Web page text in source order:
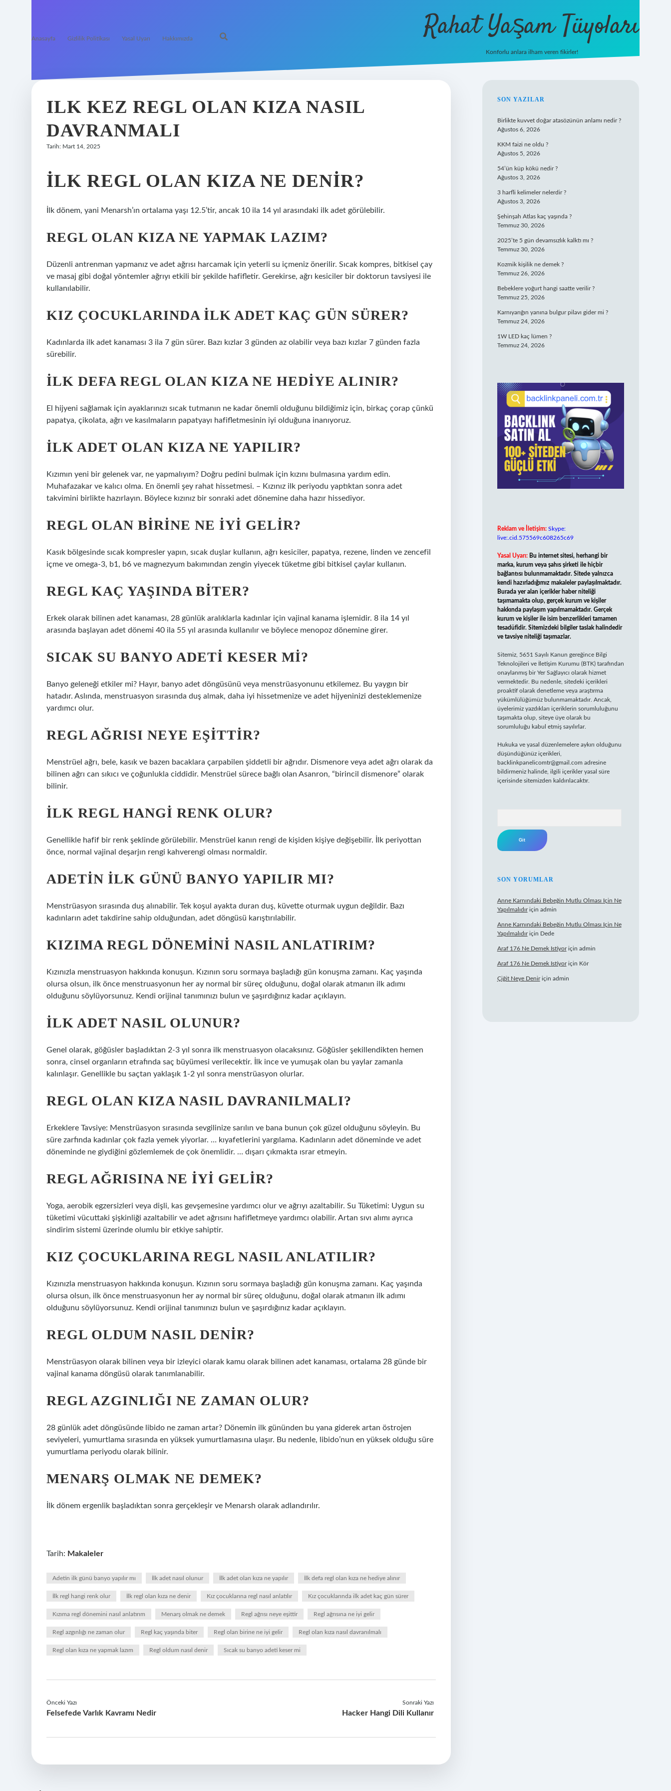
Anasayfa Gizlilik Politikası Yasal Uyarı Hakkımızda Rahat Yaşam Tüyoları
Konforlu anlara ilham veren fikirler!
ILK KEZ REGL OLAN KIZA NASIL
DAVRANMALI
Tarih: Mart 14, 2025
İLK REGL OLAN KIZA NE DENIR?
İlk dönem, yani Menarsh’ın ortalama yaşı 12.5’tir, ancak 10 ila 14 yıl arasındaki ilk adet görülebilir.
REGL OLAN KIZA NE YAPMAK LAZIM?
Düzenli antrenman yapmanız ve adet ağrısı harcamak için yeterli su içmeniz önerilir. Sıcak kompres, bitkisel çay
ve masaj gibi doğal yöntemler ağrıyı etkili bir şekilde hafifletir. Gerekirse, ağrı kesiciler bir doktorun tavsiyesi ile
kullanılabilir.
KIZ ÇOCUKLARINDA ILK ADET KAÇ GÜN SÜRER?
Kadınlarda ilk adet kanaması 3 ila 7 gün sürer. Bazı kızlar 3 günden az olabilir veya bazı kızlar 7 günden fazla
sürebilir.
İLK DEFA REGL OLAN KIZA NE HEDIYE ALINIR?
El hijyeni sağlamak için ayaklarınızı sıcak tutmanın ne kadar önemli olduğunu bildiğimiz için, birkaç çorap çünkü
papatya, çikolata, ağrı ve kasılmaların papatyayı hafifletmesinin iyi olduğuna inanıyoruz.
İLK ADET OLAN KIZA NE YAPILIR?
Kızımın yeni bir gelenek var, ne yapmalıyım? Doğru pedini bulmak için kızını bulmasına yardım edin.
Muhafazakar ve kalıcı olma. En önemli şey rahat hissetmesi. – Kızınız ilk periyodu yaptıktan sonra adet
takvimini birlikte hazırlayın. Böylece kızınız bir sonraki adet dönemine daha hazır hissediyor.
REGL OLAN BIRINE NE IYI GELIR?
Kasık bölgesinde sıcak kompresler yapın, sıcak duşlar kullanın, ağrı kesiciler, papatya, rezene, linden ve zencefil
içme ve omega-3, b1, b6 ve magnezyum bakımından zengin yiyecek tüketme gibi bitkisel çaylar kullanın.
REGL KAÇ YAŞINDA BITER?
Erkek olarak bilinen adet kanaması, 28 günlük aralıklarla kadınlar için vajinal kanama işlemidir. 8 ila 14 yıl
arasında başlayan adet dönemi 40 ila 55 yıl arasında kullanılır ve böylece menopoz dönemine girer.
SICAK SU BANYO ADETI KESER MI?
Banyo geleneği etkiler mi? Hayır, banyo adet döngüsünü veya menstrüasyonunu etkilemez. Bu yaygın bir
hatadır. Aslında, menstruasyon sırasında duş almak, daha iyi hissetmenize ve adet hijyeninizi desteklemenize
yardımcı olur.
REGL AĞRISI NEYE EŞITTIR?
Menstrüel ağrı, bele, kasık ve bazen bacaklara çarpabilen şiddetli bir ağrıdır. Dismenore veya adet ağrı olarak da
bilinen ağrı can sıkıcı ve çoğunlukla ciddidir. Menstrüel sürece bağlı olan Asanron, “birincil dismenore” olarak
bilinir.
İLK REGL HANGI RENK OLUR?
Genellikle hafif bir renk şeklinde görülebilir. Menstrüel kanın rengi de kişiden kişiye değişebilir. İlk periyottan
önce, normal vajinal deşarjın rengi kahverengi olması normaldir.
ADETIN ILK GÜNÜ BANYO YAPILIR MI?
Menstrüasyon sırasında duş alınabilir. Tek koşul ayakta duran duş, küvette oturmak uygun değildir. Bazı
kadınların adet takdirine sahip olduğundan, adet döngüsü karıştırılabilir.
KIZIMA REGL DÖNEMINI NASIL ANLATIRIM?
Kızınızla menstruasyon hakkında konuşun. Kızının soru sormaya başladığı gün konuşma zamanı. Kaç yaşında
olursa olsun, ilk önce menstruasyonun her ay normal bir süreç olduğunu, doğal olarak atmanın ilk adımı
olduğunu söylüyorsunuz. Kendi orijinal tanımınızı bulun ve şaşırdığınız kadar açıklayın.
İLK ADET NASIL OLUNUR?
Genel olarak, göğüsler başladıktan 2-3 yıl sonra ilk menstruasyon olacaksınız. Göğüsler şekillendikten hemen
sonra, cinsel organların etrafında saç büyümesi verilecektir. İlk ince ve yumuşak olan bu yaylar zamanla
kalınlaşır. Genellikle bu saçtan yaklaşık 1-2 yıl sonra menstrüasyon olurlar.
REGL OLAN KIZA NASIL DAVRANILMALI?
Erkeklere Tavsiye: Menstrüasyon sırasında sevgilinize sarılın ve bana bunun çok güzel olduğunu söyleyin. Bu
süre zarfında kadınlar çok fazla yemek yiyorlar. … kıyafetlerini yargılama. Kadınların adet döneminde ve adet
döneminde ne giydiğini gözlemlemek de çok önemlidir. … dışarı çıkmakta ısrar etmeyin.
REGL AĞRISINA NE IYI GELIR?
Yoga, aerobik egzersizleri veya dişli, kas gevşemesine yardımcı olur ve ağrıyı azaltabilir. Su Tüketimi: Uygun su
tüketimi vücuttaki şişkinliği azaltabilir ve adet ağrısını hafifletmeye yardımcı olabilir. Artan sıvı alımı ayrıca
sindirim sistemi üzerinde olumlu bir etkiye sahiptir.
KIZ ÇOCUKLARINA REGL NASIL ANLATILIR?
Kızınızla menstruasyon hakkında konuşun. Kızının soru sormaya başladığı gün konuşma zamanı. Kaç yaşında
olursa olsun, ilk önce menstruasyonun her ay normal bir süreç olduğunu, doğal olarak atmanın ilk adımı
olduğunu söylüyorsunuz. Kendi orijinal tanımınızı bulun ve şaşırdığınız kadar açıklayın.
REGL OLDUM NASIL DENIR?
Menstrüasyon olarak bilinen veya bir izleyici olarak kamu olarak bilinen adet kanaması, ortalama 28 günde bir
vajinal kanama döngüsü olarak tanımlanabilir.
REGL AZGINLIĞI NE ZAMAN OLUR?
28 günlük adet döngüsünde libido ne zaman artar? Dönemin ilk gününden bu yana giderek artan östrojen
seviyeleri, yumurtlama sırasında en yüksek yumurtlamasına ulaşır. Bu nedenle, libido’nun en yüksek olduğu süre
yumurtlama periyodu olarak bilinir.
MENARŞ OLMAK NE DEMEK?
İlk dönem ergenlik başladıktan sonra gerçekleşir ve Menarsh olarak adlandırılır.
Tarih: Makaleler
Adetin ilk günü banyo yapılır mı İlk adet nasıl olunur İlk adet olan kıza ne yapılır İlk defa regl olan kıza ne hediye alınır
İlk regl hangi renk olur İlk regl olan kıza ne denir Kız çocuklarına regl nasıl anlatılır Kız çocuklarında ilk adet kaç gün sürer
Kızıma regl dönemini nasıl anlatırım Menarş olmak ne demek Regl ağrısı neye eşittir Regl ağrısına ne iyi gelir
Regl azgınlığı ne zaman olur Regl kaç yaşında biter Regl olan birine ne iyi gelir Regl olan kıza nasıl davranılmalı
Regl olan kıza ne yapmak lazım Regl oldum nasıl denir Sıcak su banyo adeti keser mi
Önceki Yazı
Felsefede Varlık Kavramı Nedir
Sonraki Yazı
Hacker Hangi Dili Kullanır
SIDEBAR
SON YAZILAR
Birlikte kuvvet doğar atasözünün anlamı nedir ?
Ağustos 6, 2026
KKM faizi ne oldu ?
Ağustos 5, 2026
54’ün küp kökü nedir ?
Ağustos 3, 2026
3 harfli kelimeler nelerdir ?
Ağustos 3, 2026
Şehinşah Atlas kaç yaşında ?
Temmuz 30, 2026
2025’te 5 gün devamsızlık kalktı mı ?
Temmuz 30, 2026
Kozmik kişilik ne demek ?
Temmuz 26, 2026
Bebeklere yoğurt hangi saatte verilir ?
Temmuz 25, 2026
Karnıyarığın yanına bulgur pilavı gider mi ?
Temmuz 24, 2026
1W LED kaç lümen ?
Temmuz 24, 2026
Reklam ve İletişim: Skype:
live:.cid.575569c608265c69
Yasal Uyarı: Bu internet sitesi, herhangi bir
marka, kurum veya şahıs şirketi ile hiçbir
bağlantısı bulunmamaktadır. Sitede yalnızca
kendi hazırladığımız makaleler paylaşılmaktadır.
Burada yer alan içerikler haber niteliği
taşımamakta olup, gerçek kurum ve kişiler
hakkında paylaşım yapılmamaktadır. Gerçek
kurum ve kişiler ile isim benzerlikleri tamamen
tesadüfidir. Sitemizdeki bilgiler taslak halindedir
ve tavsiye niteliği taşımazlar.
Sitemiz, 5651 Sayılı Kanun gereğince Bilgi
Teknolojileri ve İletişim Kurumu (BTK) tarafından
onaylanmış bir Yer Sağlayıcı olarak hizmet
vermektedir. Bu nedenle, sitedeki içerikleri
proaktif olarak denetleme veya araştırma
yükümlülüğümüz bulunmamaktadır. Ancak,
üyelerimiz yazdıkları içeriklerin sorumluluğunu
taşımakta olup, siteye üye olarak bu
sorumluluğu kabul etmiş sayılırlar.
Hukuka ve yasal düzenlemelere aykırı olduğunu
düşündüğünüz içerikleri,
backlinkpanelicomtr@gmail.com adresine
bildirmeniz halinde, ilgili içerikler yasal süre
içerisinde sitemizden kaldırılacaktır.
SON YORUMLAR
Anne Karnındaki Bebeğin Mutlu Olması Için Ne
Yapılmalıdıriçin admin
Anne Karnındaki Bebeğin Mutlu Olması Için Ne
Yapılmalıdıriçin Dede
Araf 176 Ne Demek Istiyoriçin admin
Araf 176 Ne Demek Istiyoriçin Kör
Çiğit Neye Deniriçin admin